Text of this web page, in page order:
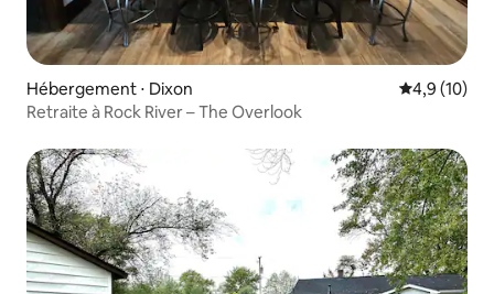
Hébergement ⋅ Dixon Évaluation
4,9 (10)
Retraite à Rock River – The Overlook